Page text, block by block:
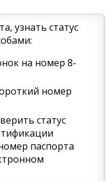
узнать статус
на номер 8-
номер
статус
паспорта